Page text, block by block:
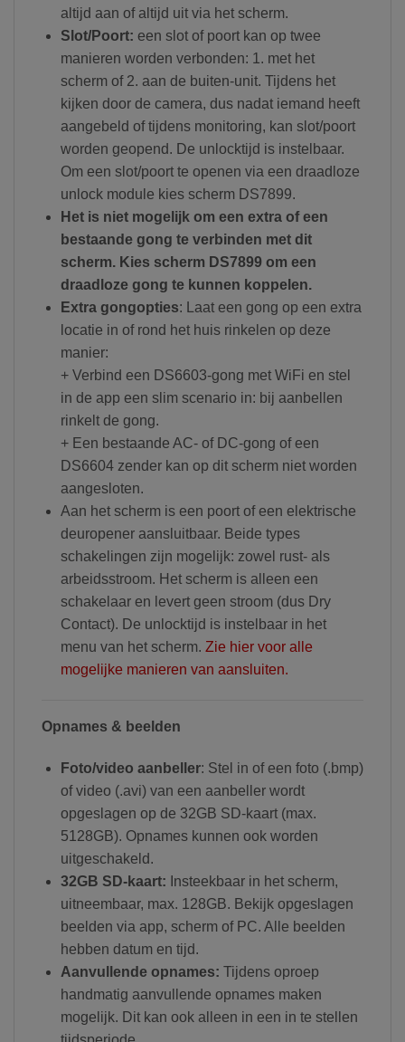
altijd aan of altijd uit via het scherm.
Slot/Poort: een slot of poort kan op twee
manieren worden verbonden: 1. met het
scherm of 2. aan de buiten-unit. Tijdens het
kijken door de camera, dus nadat iemand heeft
aangebeld of tijdens monitoring, kan slot/poort
worden geopend. De unlocktijd is instelbaar.
Om een slot/poort te openen via een draadloze
unlock module kies scherm DS7899.
Het is niet mogelijk om een extra of een
bestaande gong te verbinden met dit
scherm. Kies scherm DS7899 om een
draadloze gong te kunnen koppelen.
Extra gongopties: Laat een gong op een extra
locatie in of rond het huis rinkelen op deze
manier:
+ Verbind een DS6603-gong met WiFi en stel
in de app een slim scenario in: bij aanbellen
rinkelt de gong.
+ Een bestaande AC- of DC-gong of een
DS6604 zender kan op dit scherm niet worden
aangesloten.
Aan het scherm is een poort of een elektrische
deuropener aansluitbaar. Beide types
schakelingen zijn mogelijk: zowel rust- als
arbeidsstroom. Het scherm is alleen een
schakelaar en levert geen stroom (dus Dry
Contact). De unlocktijd is instelbaar in het
menu van het scherm. Zie hier voor alle
mogelijke manieren van aansluiten.
Opnames & beelden
Foto/video aanbeller: Stel in of een foto (.bmp)
of video (.avi) van een aanbeller wordt
opgeslagen op de 32GB SD-kaart (max.
5128GB). Opnames kunnen ook worden
uitgeschakeld.
32GB SD-kaart: Insteekbaar in het scherm,
uitneembaar, max. 128GB. Bekijk opgeslagen
beelden via app, scherm of PC. Alle beelden
hebben datum en tijd.
Aanvullende opnames: Tijdens oproep
handmatig aanvullende opnames maken
mogelijk. Dit kan ook alleen in een in te stellen